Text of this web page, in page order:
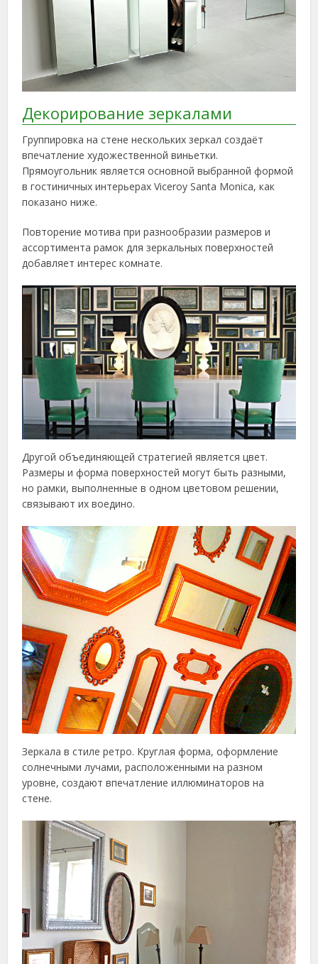
Декорирование зеркалами
Группировка на стене нескольких зеркал создаёт
впечатление художественной виньетки.
Прямоугольник является основной выбранной формой
в гостиничных интерьерах Viceroy Santa Monica, как
показано ниже.
Повторение мотива при разнообразии размеров и
ассортимента рамок для зеркальных поверхностей
добавляет интерес комнате.
Другой объединяющей стратегией является цвет.
Размеры и форма поверхностей могут быть разными,
но рамки, выполненные в одном цветовом решении,
связывают их воедино.
Зеркала в стиле ретро. Круглая форма, оформление
солнечными лучами, расположенными на разном
уровне, создают впечатление иллюминаторов на
стене.